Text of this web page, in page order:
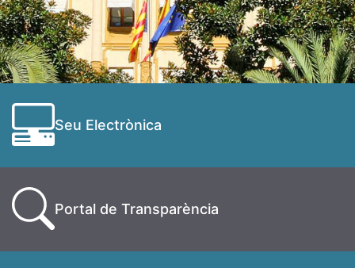
Seu Electrònica
Portal de Transparència